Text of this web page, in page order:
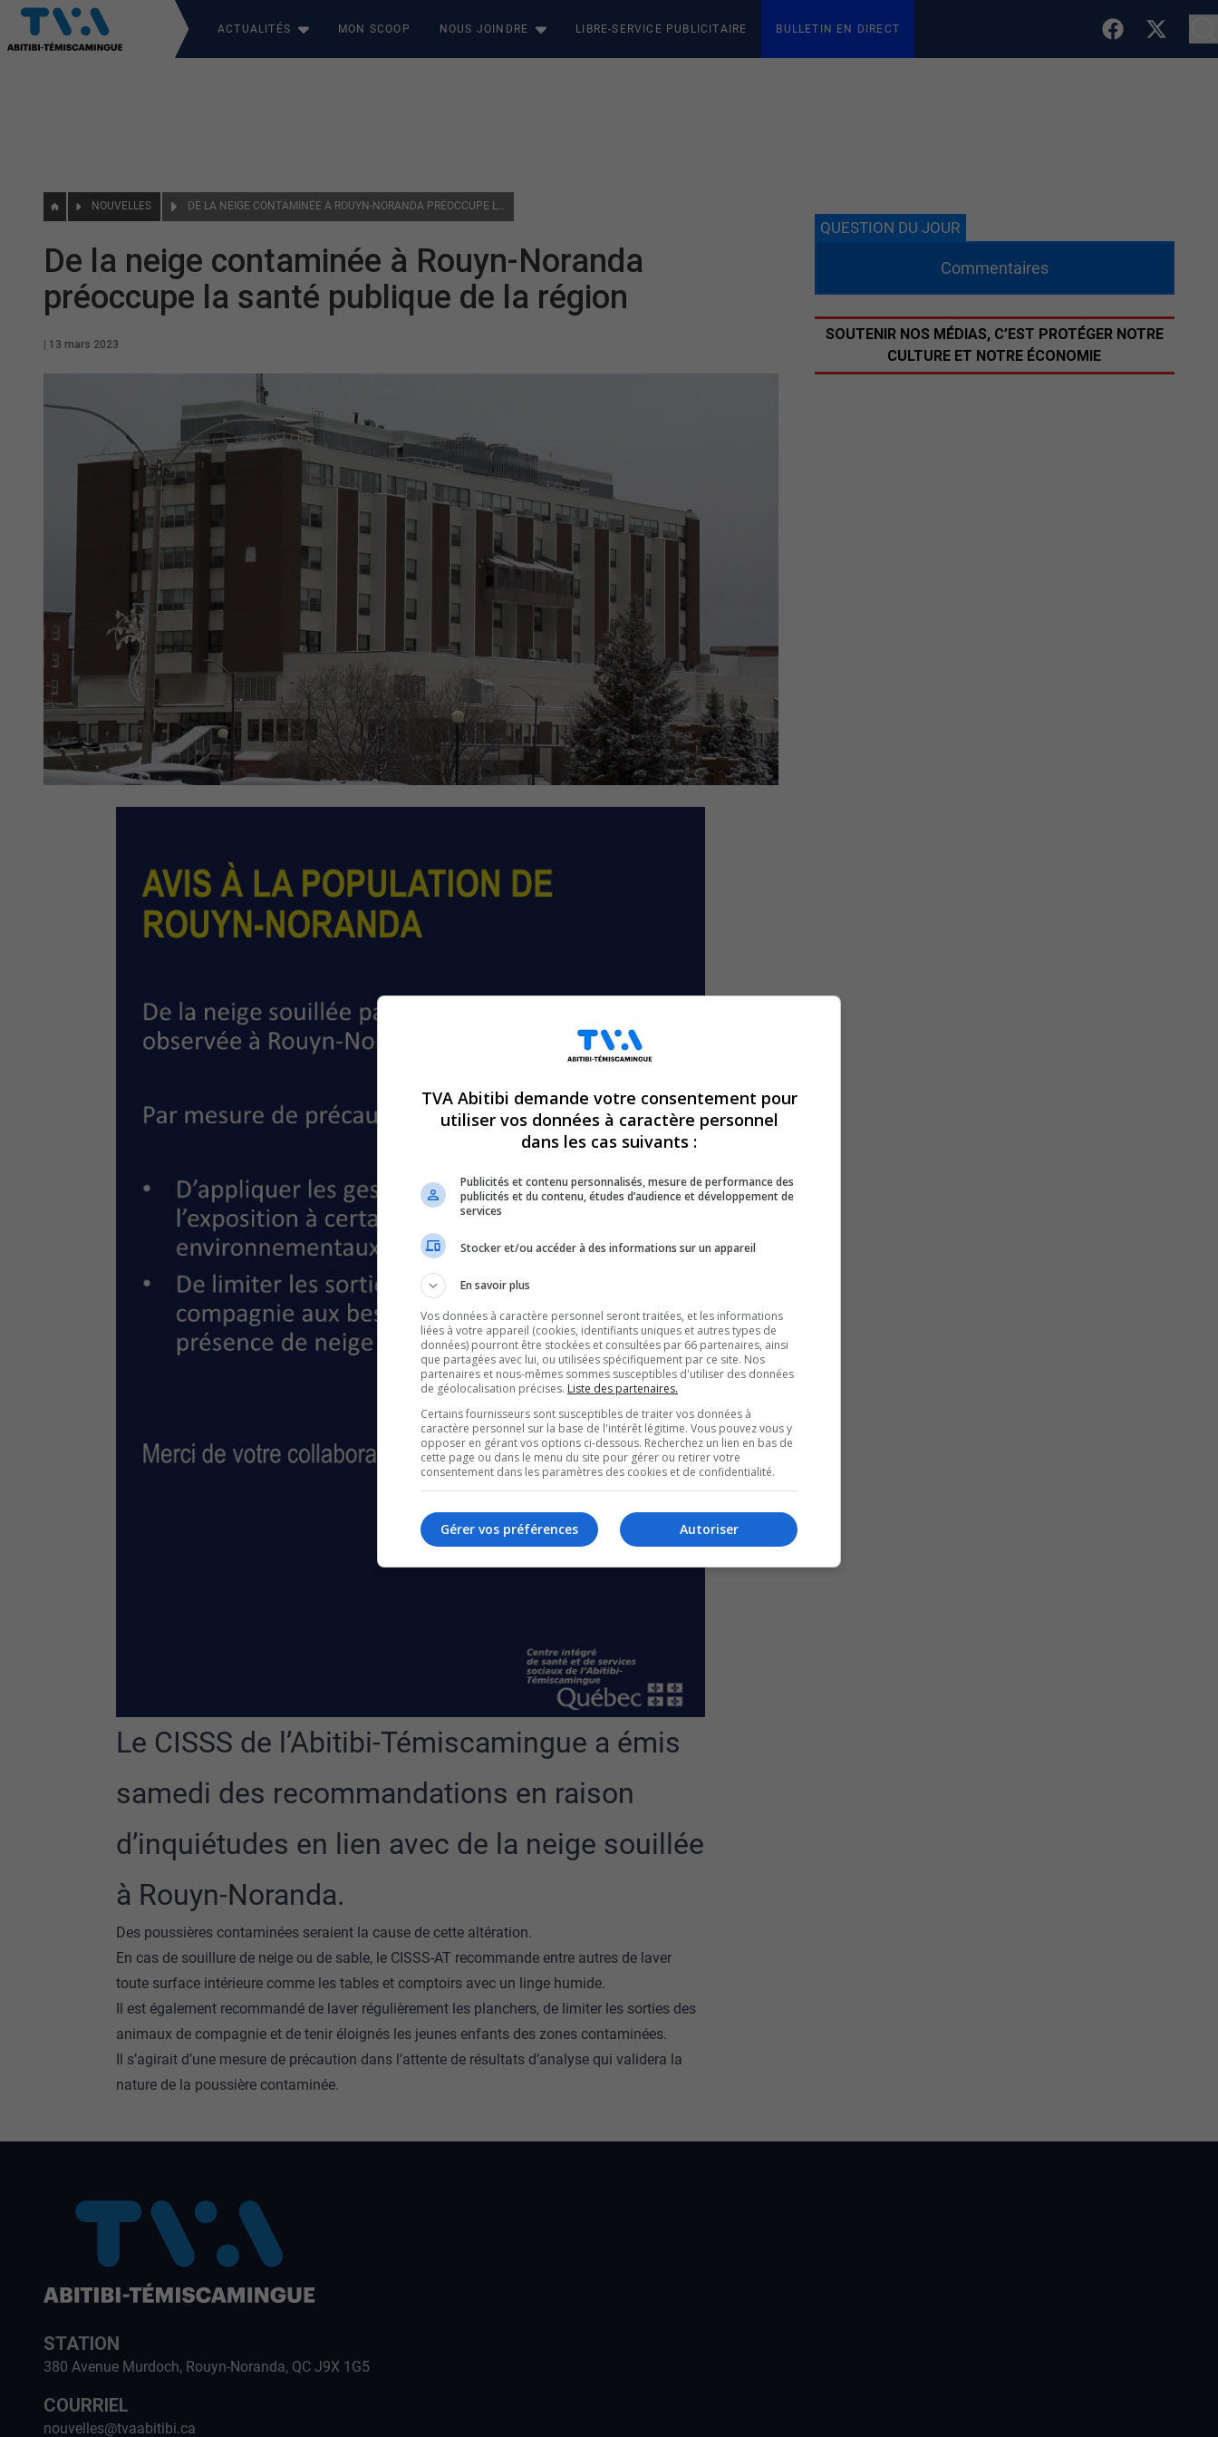
ACTUALITÉS MON SCOOP NOUS JOINDRE LIBRE-SERVICE PUBLICITAIRE BULLETIN EN DIRECT
NOUVELLES DE LA NEIGE CONTAMINÉE À ROUYN-NORANDA PRÉOCCUPE LA SANTÉ PUBLIQUE DE LA RÉGION
De la neige contaminée à Rouyn-Noranda
préoccupe la santé publique de la région
13 mars 2023
Le CISSS de l’Abitibi-Témiscamingue a émis
samedi des recommandations en raison
d’inquiétudes en lien avec de la neige souillée
à Rouyn-Noranda.
Des poussières contaminées seraient la cause de cette altération.
En cas de souillure de neige ou de sable, le CISSS-AT recommande entre autres de laver
toute surface intérieure comme les tables et comptoirs avec un linge humide.
Il est également recommandé de laver régulièrement les planchers, de limiter les sorties des
animaux de compagnie et de tenir éloignés les jeunes enfants des zones contaminées.
Il s’agirait d’une mesure de précaution dans l’attente de résultats d’analyse qui validera la
nature de la poussière contaminée.
QUESTION DU JOUR
Commentaires
SOUTENIR NOS MÉDIAS, C’EST PROTÉGER NOTRE
CULTURE ET NOTRE ÉCONOMIE
STATION
380 Avenue Murdoch, Rouyn-Noranda, QC J9X 1G5
COURRIEL
nouvelles@tvaabitibi.ca
TVA Abitibi demande votre consentement pour
utiliser vos données à caractère personnel
dans les cas suivants :
Publicités et contenu personnalisés, mesure de performance des
publicités et du contenu, études d’audience et développement de
services
Stocker et/ou accéder à des informations sur un appareil
En savoir plus
Vos données à caractère personnel seront traitées, et les informations
liées à votre appareil (cookies, identifiants uniques et autres types de
données) pourront être stockées et consultées par 66 partenaires, ainsi
que partagées avec lui, ou utilisées spécifiquement par ce site. Nos
partenaires et nous-mêmes sommes susceptibles d'utiliser des données
de géolocalisation précises. Liste des partenaires.
Certains fournisseurs sont susceptibles de traiter vos données à
caractère personnel sur la base de l'intérêt légitime. Vous pouvez vous y
opposer en gérant vos options ci-dessous. Recherchez un lien en bas de
cette page ou dans le menu du site pour gérer ou retirer votre
consentement dans les paramètres des cookies et de confidentialité.
Autoriser
Gérer vos préférences